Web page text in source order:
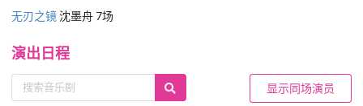
无刃之镜沈墨舟 7场
演出日程
显示同场演员